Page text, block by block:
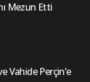
Mezun Etti
Vahide Perçin’e